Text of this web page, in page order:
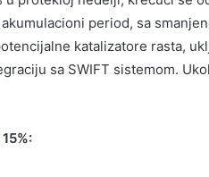
period, sa
katalizatore rasta,
sa SWIFT sistemom.